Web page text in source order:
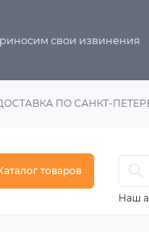
свои извинения
ПО САНКТ-
товаров
Наш